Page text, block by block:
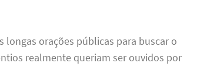
longas orações públicas para buscar o
realmente queriam ser ouvidos por